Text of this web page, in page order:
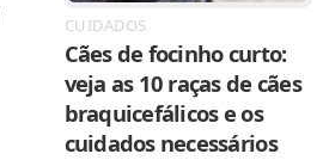
CUIDADOS
Cães de focinho curto:
veja as 10 raças de cães
braquicefálicos e os
cuidados necessários